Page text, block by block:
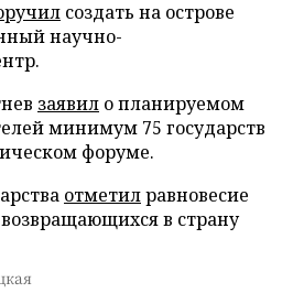
создать на острове
научно-
заявил о планируемом
минимум 75 государств
форуме.
отметилравновесие
в страну